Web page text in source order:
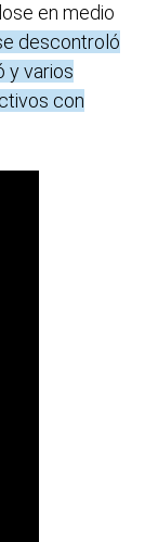
en medio
descontroló
y varios
con